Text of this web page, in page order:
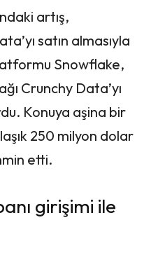
artış,
satın almasıyla
Snowflake,
Crunchy Data’yı
Konuya aşina bir
250 milyon dolar
etti.
girişimi ile